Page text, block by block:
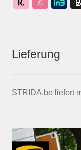
Lieferung
STRIDA.be liefert